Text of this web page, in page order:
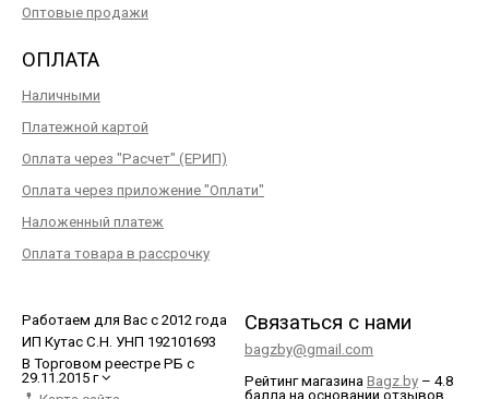
Оптовые продажи
ОПЛАТА
Наличными
Платежной картой
Оплата через "Расчет" (ЕРИП)
Оплата через приложение "Оплати"
Наложенный платеж
Оплата товара в рассрочку
Работаем для Вас с 2012 года
ИП Кутас С.Н. УНП 192101693
В Торговом реестре РБ с
29.11.2015 г
Связаться с нами
bagzby@gmail.com
Рейтинг магазина Bagz.by – 4.8
балла на основании отзывов